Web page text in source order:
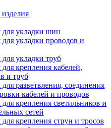
для укладки шин
для укладки проводов и
укладки труб
крепления кабелей,
и труб
разветвления, соединения
кабелей и проводов
крепления светильников и
сетей
крепления струн и тросов